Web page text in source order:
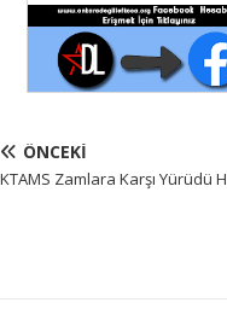
ÖNCEKI
KTAMS Zamlara Karşı Yürüdü